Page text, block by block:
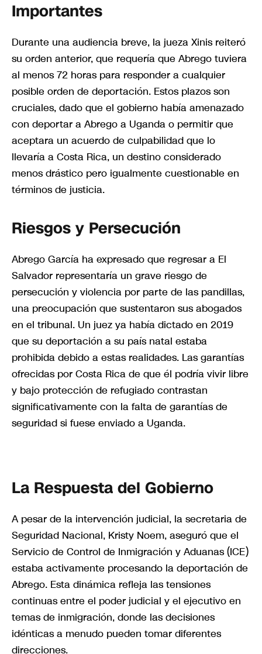
Importantes
Durante una audiencia breve, la jueza Xinis reiteró
su orden anterior, que requería que Abrego tuviera
al menos 72 horas para responder a cualquier
posible orden de deportación. Estos plazos son
cruciales, dado que el gobierno había amenazado
con deportar a Abrego a Uganda o permitir que
aceptara un acuerdo de culpabilidad que lo
llevaría a Costa Rica, un destino considerado
menos drástico pero igualmente cuestionable en
términos de justicia.
Riesgos y Persecución
Abrego García ha expresado que regresar a El
Salvador representaría un grave riesgo de
persecución y violencia por parte de las pandillas,
una preocupación que sustentaron sus abogados
en el tribunal. Un juez ya había dictado en 2019
que su deportación a su país natal estaba
prohibida debido a estas realidades. Las garantías
ofrecidas por Costa Rica de que él podría vivir libre
y bajo protección de refugiado contrastan
significativamente con la falta de garantías de
seguridad si fuese enviado a Uganda.
La Respuesta del Gobierno
A pesar de la intervención judicial, la secretaria de
Seguridad Nacional, Kristy Noem, aseguró que el
Servicio de Control de Inmigración y Aduanas (ICE)
estaba activamente procesando la deportación de
Abrego. Esta dinámica refleja las tensiones
continuas entre el poder judicial y el ejecutivo en
temas de inmigración, donde las decisiones
idénticas a menudo pueden tomar diferentes
direcciones.